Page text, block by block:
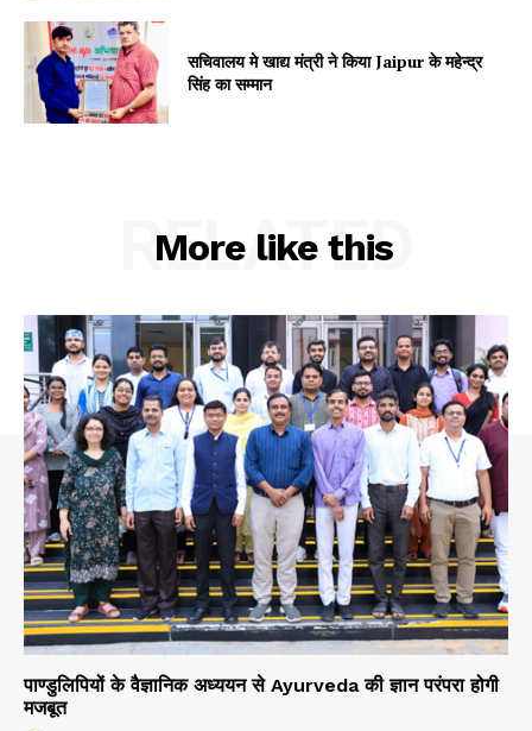
सचिवालय मे खाद्य मंत्री ने किया Jaipur के महेन्द्र
सिंह का सम्मान
More like this
RELATED
पाण्डुलिपियों के वैज्ञानिक अध्ययन से Ayurveda की ज्ञान परंपरा होगी
मजबूत